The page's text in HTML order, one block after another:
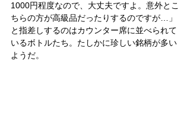
1000円程度なので、大丈夫ですよ。意外とこ
ちらの方が高級品だったりするのですが…」
と指差しするのはカウンター席に並べられて
いるボトルたち。たしかに珍しい銘柄が多い
ようだ。